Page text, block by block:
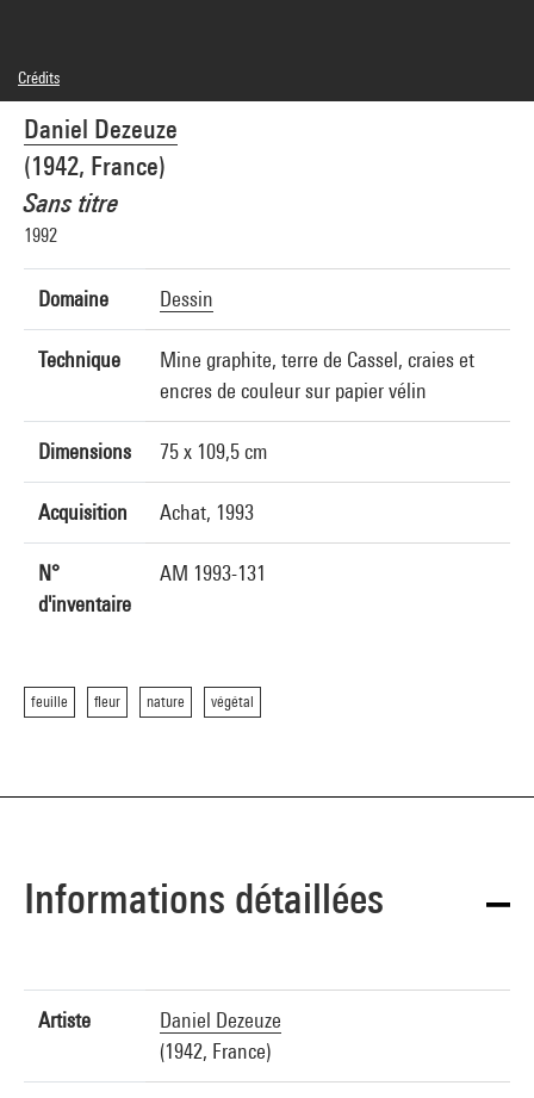
Daniel Dezeuze
(1942, France)
Sans titre
1992
Domaine Dessin
Technique
Mine graphite, terre de Cassel, craies et
encres de couleur sur papier vélin
Dimensions 75 x 109,5 cm
Acquisition Achat, 1993
N°
d'inventaire
AM 1993-131
feuille fleur nature végétal
Crédits
© Adagp, Paris
Crédit photographique : Centre Pompidou, MNAM-CCI/Adam Rzepka/Dist.
GrandPalaisRmn
Réf. image : 4R11571 [1993 CX 0168]
Informations détaillées
Artiste
Daniel Dezeuze
(1942, France)